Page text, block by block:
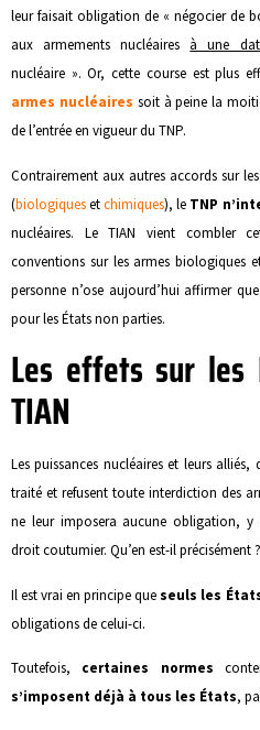
leur faisait obligation de « négocier de
aux armements nucléaires à une
nucléaire ». Or, cette course est plus
armes nucléaires soit à peine la
de l’entrée en vigueur du TNP.
Contrairement aux autres accords sur
(biologiquesetchimiques), le TNP
nucléaires. Le TIAN vient combler
conventions sur les armes biologiques
personne n’ose aujourd’hui affirmer
pour les États non parties.
Les effets sur les
TIAN
Les puissances nucléaires et leurs
traité et refusent toute interdiction des
ne leur imposera aucune obligation,
droit coutumier. Qu’en est-il précisément ?
Il est vrai en principe queseuls les
obligations de celui-ci.
Toutefois, certaines normes
s’imposent déjà à tous les États,